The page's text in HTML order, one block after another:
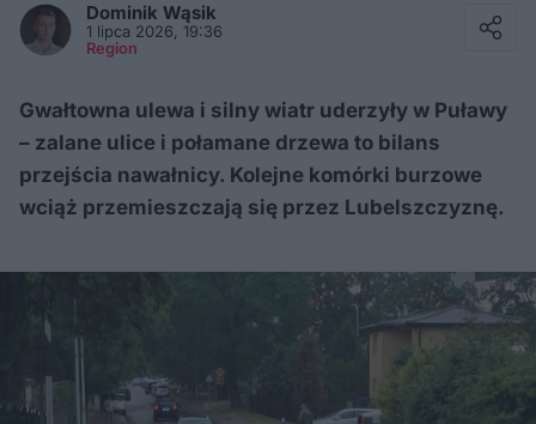
Dominik Wąsik
1 lipca 2026, 19:36
Region
Gwałtowna ulewa i silny wiatr uderzyły w Puławy
– zalane ulice i połamane drzewa to bilans
przejścia nawałnicy. Kolejne komórki burzowe
wciąż przemieszczają się przez Lubelszczyznę.